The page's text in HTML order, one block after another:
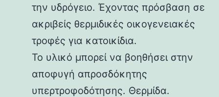
την υδρόγειο. Έχοντας πρόσβαση σε
ακριβείς θερμιδικές οικογενειακές
τροφές για κατοικίδια.
Το υλικό μπορεί να βοηθήσει στην
αποφυγή απροσδόκητης
υπερτροφοδότησης. Θερμίδα.